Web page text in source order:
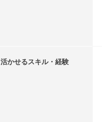
活かせるスキル・経験